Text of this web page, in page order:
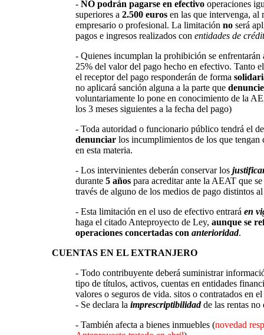
- NO podrán pagarse en efectivo operaciones
superiores a 2.500 euros en las que intervenga, al
empresario o profesional. La limitación no será
pagos e ingresos realizados con entidades de
- Quienes incumplan la prohibición se enfrentarán
25% del valor del pago hecho en efectivo. Tanto
el receptor del pago responderán de forma
no aplicará sanción alguna a la parte que
voluntariamente lo pone en conocimiento de la
los 3 meses siguientes a la fecha del pago)
- Toda autoridad o funcionario público tendrá el
denunciar los incumplimientos de los que tengan
en esta materia.
- Los intervinientes deberán conservar los
durante 5 años para acreditar ante la AEAT que
través de alguno de los medios de pago distintos
- Esta limitación en el uso de efectivo entrará en
haga el citado Anteproyecto de Ley, aunque se
operaciones concertadas con anterioridad.
CUENTAS EN EL EXTRANJERO
- Todo contribuyente deberá suministrar
tipo de títulos, activos, cuentas en entidades
valores o seguros de vida. sitos o contratados en
- Se declara la imprescriptibilidadde las rentas no
- También afecta a bienes inmuebles (novedad